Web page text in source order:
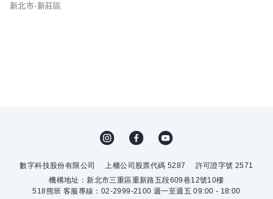
新北市-新莊區
數字科技股份有限公司 上櫃公司股票代碼 5287
許可證字號 2571
機構地址：新北市三重區重新路五段609巷12號10樓
518熊班 客服專線：02-2999-2100 週一至週五 09:00 - 18:00